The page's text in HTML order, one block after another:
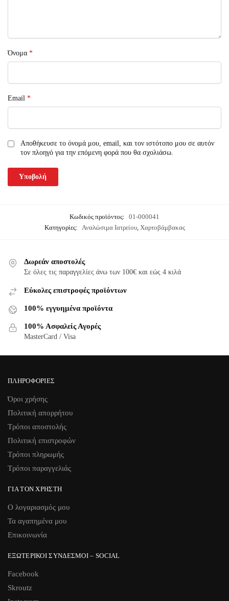
Όνομα *
Email *
Αποθήκευσε το όνομά μου, email, και τον ιστότοπο μου σε αυτόν
τον πλοηγό για την επόμενη φορά που θα σχολιάσω.
Κωδικός προϊόντος: 01-000041
Κατηγορίες: Αναλώσιμα Ιατρείου, Χαρτοβάμβακας
Δωρεάν αποστολές
Σε όλες τις παραγγελίες άνω των 100€ και εώς 4 κιλά
Εύκολες επιστροφές προϊόντων
100% εγγυημένα προϊόντα
100% Ασφαλείς Αγορές
MasterCard / Visa
ΠΛΗΡΟΦΟΡΊΕΣ
Όροι χρήσης
Πολιτική απορρήτου
Τρόποι αποστολής
Πολιτική επιστροφών
Τρόποι πληρωμής
Τρόποι παραγγελιάς
ΓΙΑ ΤΟΝ ΧΡΉΣΤΗ
Ο λογαριασμός μου
Τα αγαπημένα μου
Επικοινωνία
ΕΞΩΤΕΡΙΚΟΊ ΣΎΝΔΕΣΜΟΙ – SOCIAL
Facebook
Skroutz